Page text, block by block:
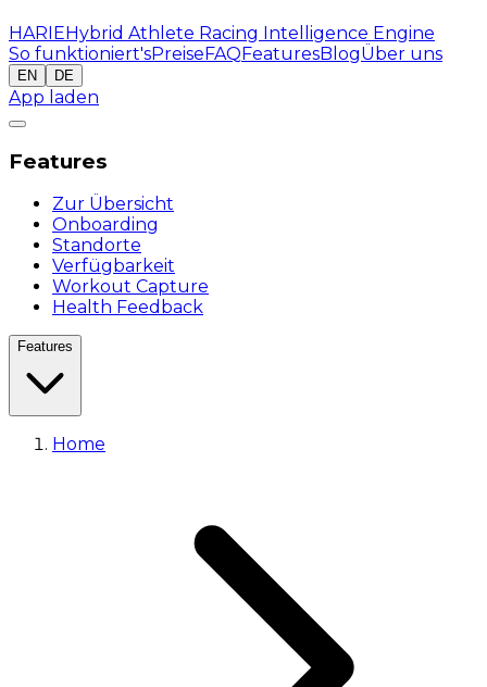
HARIEHybrid Athlete Racing Intelligence Engine
So funktioniert'sPreiseFAQFeaturesBlogÜber uns
EN DE
App laden
Features
Zur Übersicht
Onboarding
Standorte
Verfügbarkeit
Workout Capture
Health Feedback
Features
Home